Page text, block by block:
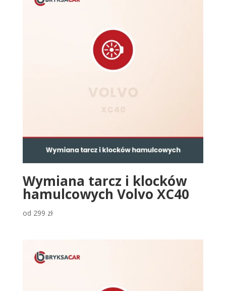
Wymiana tarcz i klocków
hamulcowych Volvo XC40
od 299 zł